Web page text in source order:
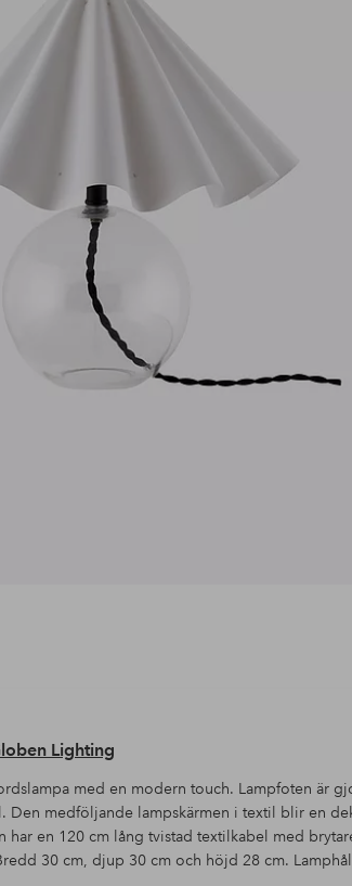
Lighting
med en modern touch. Lampfoten är
Den medföljande lampskärmen i textil blir en
har en 120 cm lång tvistad textilkabel med
30 cm, djup 30 cm och höjd 28 cm.